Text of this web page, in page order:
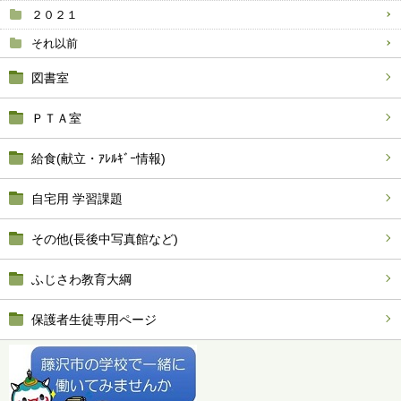
２０２１
それ以前
図書室
ＰＴＡ室
給食(献立・ｱﾚﾙｷﾞｰ情報)
自宅用 学習課題
その他(長後中写真館など)
ふじさわ教育大綱
保護者生徒専用ページ